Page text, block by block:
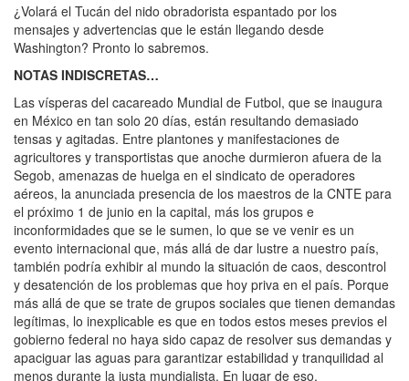
¿Volará el Tucán del nido obradorista espantado por los
mensajes y advertencias que le están llegando desde
Washington? Pronto lo sabremos.
NOTAS INDISCRETAS…
Las vísperas del cacareado Mundial de Futbol, que se inaugura
en México en tan solo 20 días, están resultando demasiado
tensas y agitadas. Entre plantones y manifestaciones de
agricultores y transportistas que anoche durmieron afuera de la
Segob, amenazas de huelga en el sindicato de operadores
aéreos, la anunciada presencia de los maestros de la CNTE para
el próximo 1 de junio en la capital, más los grupos e
inconformidades que se le sumen, lo que se ve venir es un
evento internacional que, más allá de dar lustre a nuestro país,
también podría exhibir al mundo la situación de caos, descontrol
y desatención de los problemas que hoy priva en el país. Porque
más allá de que se trate de grupos sociales que tienen demandas
legítimas, lo inexplicable es que en todos estos meses previos el
gobierno federal no haya sido capaz de resolver sus demandas y
apaciguar las aguas para garantizar estabilidad y tranquilidad al
menos durante la justa mundialista. En lugar de eso,